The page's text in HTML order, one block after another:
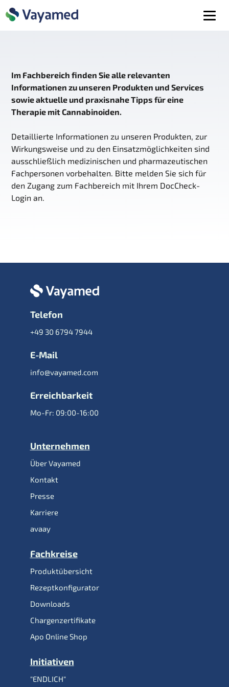
Im Fachbereich finden Sie alle relevanten
Informationen zu unseren Produkten und Services
sowie aktuelle und praxisnahe Tipps für eine
Therapie mit Cannabinoiden.
Detaillierte Informationen zu unseren Produkten, zur
Wirkungsweise und zu den Einsatzmöglichkeiten sind
ausschließlich medizinischen und pharmazeutischen
Fachpersonen vorbehalten. Bitte melden Sie sich für
den Zugang zum Fachbereich mit Ihrem DocCheck-
Login an.
Telefon
+49 30 6794 7944
E-Mail
info@vayamed.com
Erreichbarkeit
Mo-Fr: 09:00-16:00
Unternehmen
Über Vayamed
Kontakt
Presse
Karriere
avaay
Fachkreise
Produktübersicht
Rezeptkonfigurator
Downloads
Chargenzertifikate
Apo Online Shop
Initiativen
"ENDLICH"